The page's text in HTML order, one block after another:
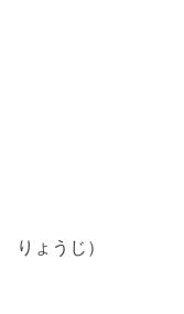
ょうじ）